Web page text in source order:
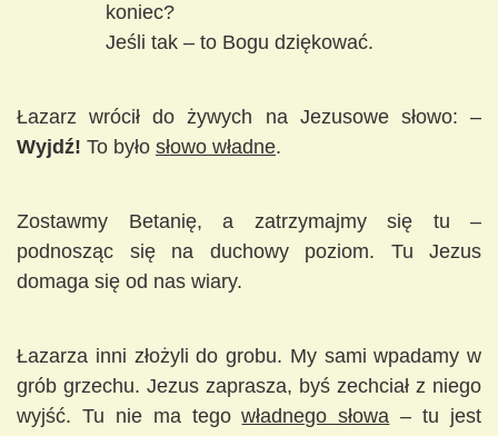
koniec?
Jeśli tak – to Bogu dziękować.
Łazarz wrócił do żywych na Jezusowe słowo: –
Wyjdź! To było słowo władne.
Zostawmy Betanię, a zatrzymajmy się tu –
podnosząc się na duchowy poziom. Tu Jezus
domaga się od nas wiary.
Łazarza inni złożyli do grobu. My sami wpadamy w
grób grzechu. Jezus zaprasza, byś zechciał z niego
wyjść. Tu nie ma tegowładnego słowa – tu jest